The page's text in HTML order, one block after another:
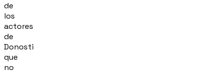
de
los
actores
de
Donosti
que
no